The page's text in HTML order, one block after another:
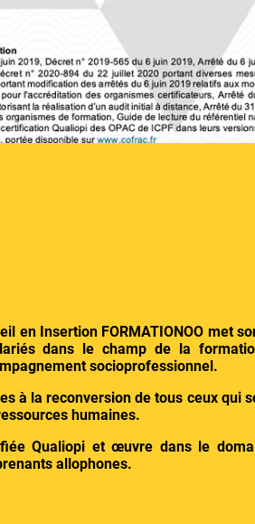
en Insertion FORMATIONOO met
dans le champ de la
socioprofessionnel.
à la reconversion de tous ceux qui
humaines.
Qualiopi et œuvre dans le
allophones.